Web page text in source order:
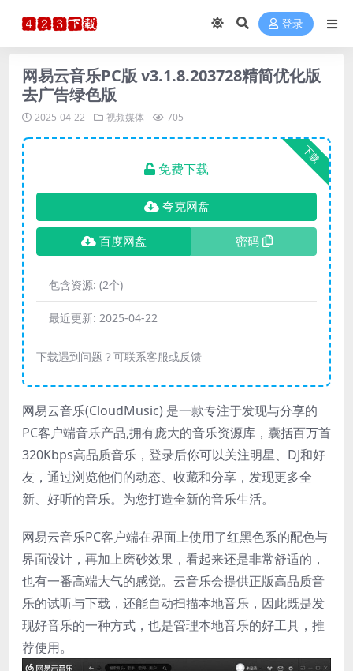
登录
网易云音乐PC版 v3.1.8.203728精简优化版
去广告绿色版
2025-04-22 视频媒体 705
下载
免费下载
夸克网盘
百度网盘 密码
包含资源: (2个)
最近更新: 2025-04-22
下载遇到问题？可联系客服或反馈
网易云音乐(CloudMusic) 是一款专注于发现与分享的
PC客户端音乐产品,拥有庞大的音乐资源库，囊括百万首
320Kbps高品质音乐，登录后你可以关注明星、DJ和好
友，通过浏览他们的动态、收藏和分享，发现更多全
新、好听的音乐。为您打造全新的音乐生活。
网易云音乐PC客户端在界面上使用了红黑色系的配色与
界面设计，再加上磨砂效果，看起来还是非常舒适的，
也有一番高端大气的感觉。云音乐会提供正版高品质音
乐的试听与下载，还能自动扫描本地音乐，因此既是发
现好音乐的一种方式，也是管理本地音乐的好工具，推
荐使用。